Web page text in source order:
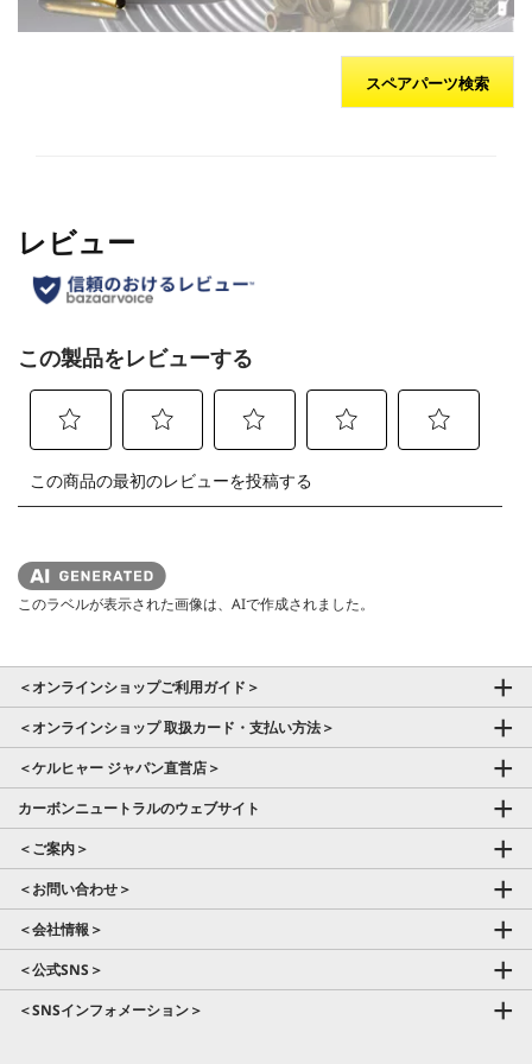
スペアパーツ検索
このラベルが表示された画像は、AIで作成されました。
＜オンラインショップご利用ガイド＞
＜オンラインショップ 取扱カード・支払い方法＞
＜ケルヒャー ジャパン直営店＞
カーボンニュートラルのウェブサイト
＜ご案内＞
＜お問い合わせ＞
＜会社情報＞
＜公式SNS＞
＜SNSインフォメーション＞